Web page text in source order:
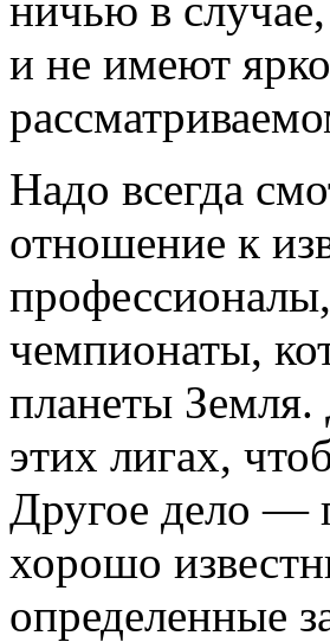
и не имеют
Надо всегда
отношение к
чемпионаты,
планеты Земля.
этих лигах,
Другое дело —
хорошо
определенные